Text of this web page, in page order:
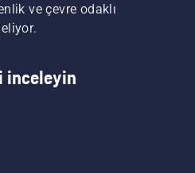
ve çevre odaklı
inceleyin